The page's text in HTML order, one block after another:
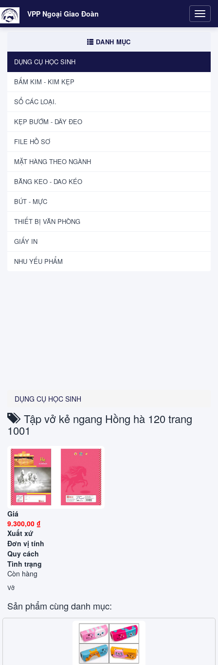
VPP Ngoại Giao Đoàn
DANH MỤC
DỤNG CỤ HỌC SINH
BẤM KIM - KIM KẸP
SỔ CÁC LOẠI.
KẸP BƯỚM - DÂY ĐEO
FILE HỒ SƠ
MẶT HÀNG THEO NGÀNH
BĂNG KEO - DAO KÉO
BÚT - MỰC
THIẾT BỊ VĂN PHÒNG
GIẤY IN
NHU YẾU PHẨM
DỤNG CỤ HỌC SINH
Tập vở kẻ ngang Hồng hà 120 trang
1001
Giá
9.300,00 ₫
Xuất xứ
Đơn vị tính
Quy cách
Tình trạng
Còn hàng
Vở
Sản phẩm cùng danh mục: